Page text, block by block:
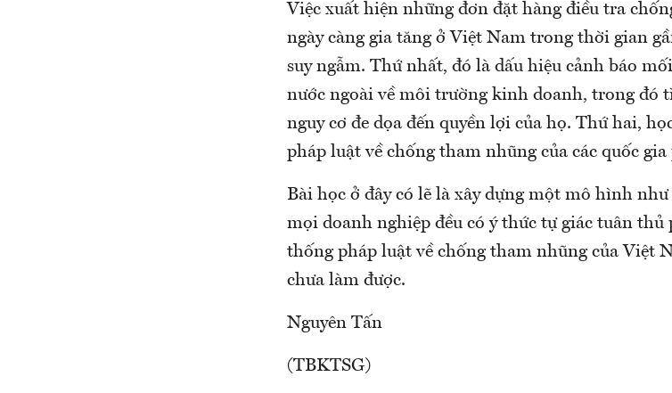
Việc xuất hiện những đơn đặt hàng điều tra
ngày càng gia tăng ở Việt Nam trong thời gian
suy ngẫm. Thứ nhất, đó là dấu hiệu cảnh báo
nước ngoài về môi trường kinh doanh, trong đó
nguy cơ đe dọa đến quyền lợi của họ. Thứ hai,
pháp luật về chống tham nhũng của các quốc
Bài học ở đây có lẽ là xây dựng một mô hình
mọi doanh nghiệp đều có ý thức tự giác tuân
thống pháp luật về chống tham nhũng của Việt
chưa làm được.
Nguyên Tấn
(TBKTSG)